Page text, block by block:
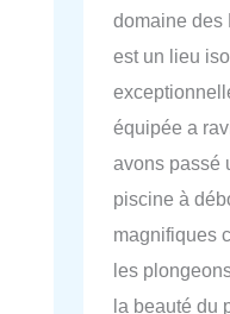
domaine des
est un lieu
équipée a
avons passé
piscine à
magnifiques
les
la beauté du